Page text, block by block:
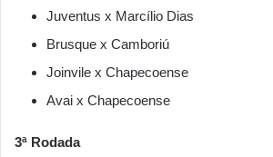
Juventus x Marcílio Dias
Brusque x Camboriú
Joinvile x Chapecoense
Avai x Chapecoense
3ª Rodada